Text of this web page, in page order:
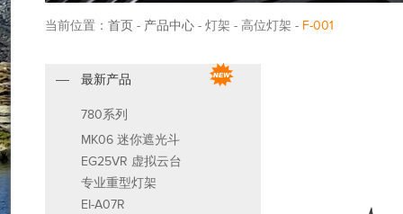
当前位置： 首页 - 产品中心 - 灯架 - 高位灯架 - F-001
最新产品
780系列
MK06 迷你遮光斗
EG25VR 虚拟云台
专业重型灯架
EI-A07R